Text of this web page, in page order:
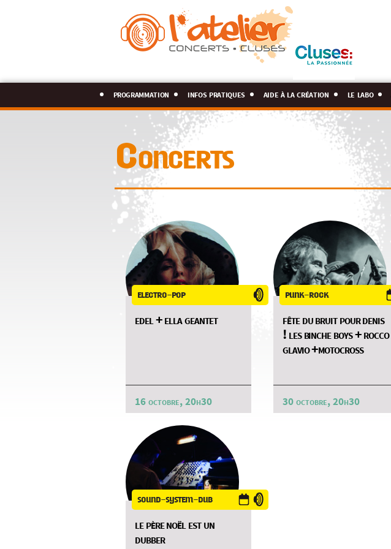
programmation infos pratiques aide à la création le labo
Concerts
electro-pop
edel + ella geantet
16 octobre, 20h30
punk-rock
fête du bruit pour denis
! les binche boys + rocco
glavio +motocross
30 octobre, 20h30
sound-system-dub
le père noël est un
dubber